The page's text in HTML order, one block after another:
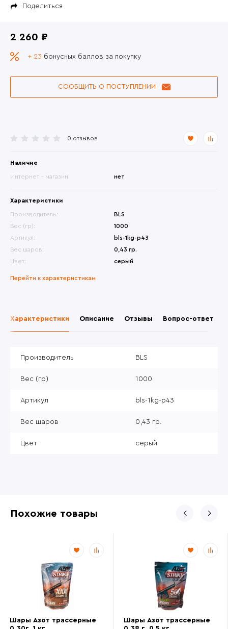
Поделиться
0 отзывов
Наличие
Интернет - магазин нет
Характеристики
Производитель:
BLS
Вес (гр):
1000
Артикул:
bls-1kg-p43
Вес шаров:
0,43 гр.
Цвет:
серый
Перейти к характеристикам
2 260 ₽
+ 23 бонусных баллов за покупку
СООБЩИТЬ О ПОСТУПЛЕНИИ
Характеристики Описание Отзывы Вопрос-ответ
Производитель BLS
Вес (гр) 1000
Артикул bls-1kg-p43
Вес шаров 0,43 гр.
Цвет серый
Похожие товары
Шары Азот трассерные
Шары Азот трассерные